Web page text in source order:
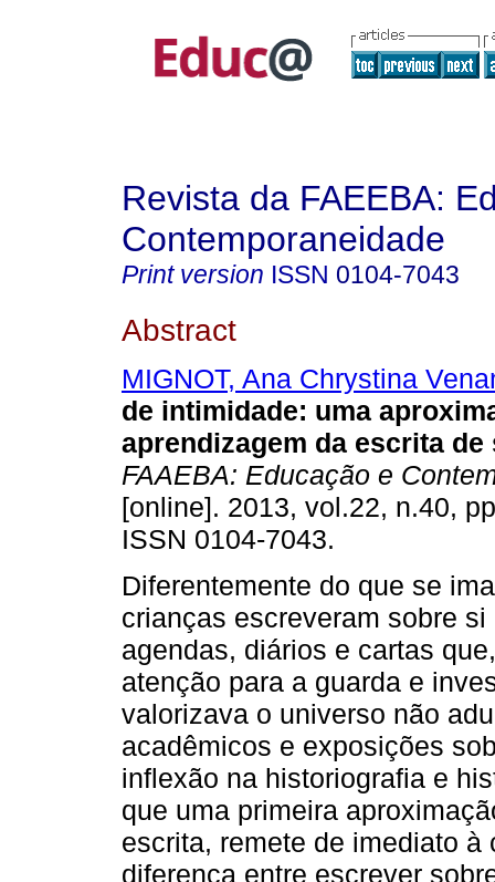
Revista da FAEEBA:
Contemporaneidade
Print version ISSN 0104-7043
Abstract
MIGNOT, Ana Chrystina
de intimidade: uma
aprendizagem da escrita de
FAAEBA: Educação e
[online]. 2013, vol.22, n.40,
ISSN 0104-7043.
Diferentemente do que se
crianças escreveram sobre
agendas, diários e cartas
atenção para a guarda e
valorizava o universo não
acadêmicos e exposições
inflexão na historiografia e
que uma primeira
escrita, remete de imediato
diferença entre escrever